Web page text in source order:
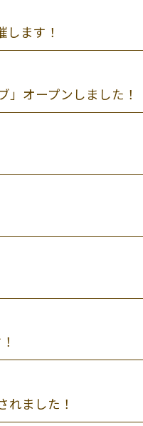
ます！
オープンしました！
ました！